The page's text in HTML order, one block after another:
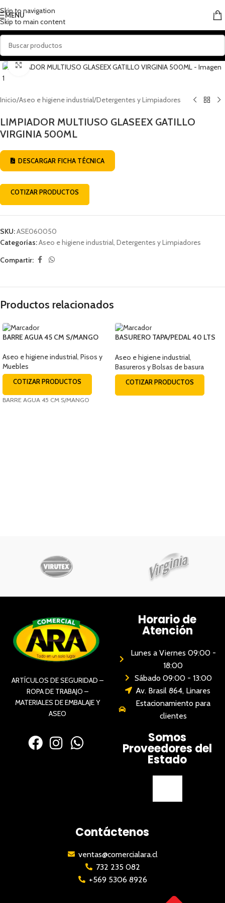
Skip to navigation
Skip to main content
MENU
Click to enlarge
Inicio/Aseo e higiene industrial/Detergentes y Limpiadores
LIMPIADOR MULTIUSO GLASEEX GATILLO
VIRGINIA 500ML
DESCARGAR FICHA TÉCNICA
COTIZAR PRODUCTOS
SKU:ASE060050
Categorías:Aseo e higiene industrial, Detergentes y Limpiadores
Compartir:
Productos relacionados
BARRE AGUA 45 CM S/MANGO
Aseo e higiene industrial, Pisos y
Muebles
COTIZAR PRODUCTOS
BARRE AGUA 45 CM S/MANGO
BASURERO TAPA/PEDAL 40 LTS
Aseo e higiene industrial,
Basureros y Bolsas de basura
COTIZAR PRODUCTOS
ARTÍCULOS DE SEGURIDAD –
ROPA DE TRABAJO –
MATERIALES DE EMBALAJE Y
ASEO
Horario de
Atención
Lunes a Viernes 09:00 -
18:00
Sábado 09:00 - 13:00
Av. Brasil 864, Linares
Estacionamiento para
clientes
Somos
Proveedores del
Estado
Contáctenos
ventas@comercialara.cl
732 235 082
+569 5306 8926